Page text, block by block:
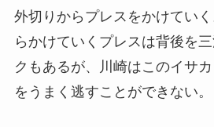
外切りからプレスをかけてい
らかけていくプレスは背後を
クもあるが、川崎はこのイサ
をうまく逃すことができない。